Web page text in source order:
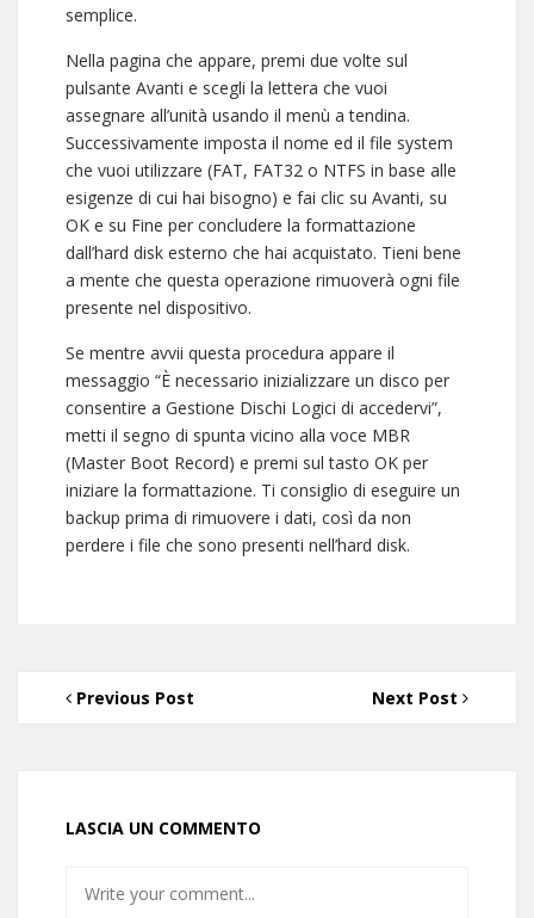
semplice.
Nella pagina che appare, premi due volte sul
pulsante Avanti e scegli la lettera che vuoi
assegnare all’unità usando il menù a tendina.
Successivamente imposta il nome ed il file system
che vuoi utilizzare (FAT, FAT32 o NTFS in base alle
esigenze di cui hai bisogno) e fai clic su Avanti, su
OK e su Fine per concludere la formattazione
dall’hard disk esterno che hai acquistato. Tieni bene
a mente che questa operazione rimuoverà ogni file
presente nel dispositivo.
Se mentre avvii questa procedura appare il
messaggio “È necessario inizializzare un disco per
consentire a Gestione Dischi Logici di accedervi”,
metti il segno di spunta vicino alla voce MBR
(Master Boot Record) e premi sul tasto OK per
iniziare la formattazione. Ti consiglio di eseguire un
backup prima di rimuovere i dati, così da non
perdere i file che sono presenti nell’hard disk.
Previous Post Next Post
LASCIA UN COMMENTO